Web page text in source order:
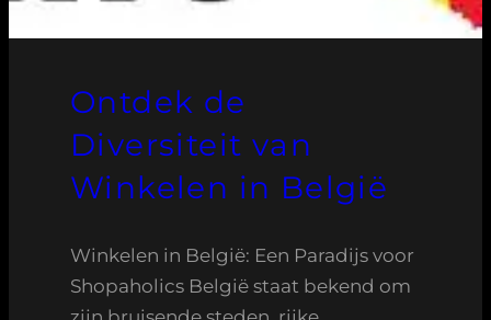
Ontdek de
Diversiteit van
Winkelen in België
Winkelen in België: Een Paradijs voor
Shopaholics België staat bekend om